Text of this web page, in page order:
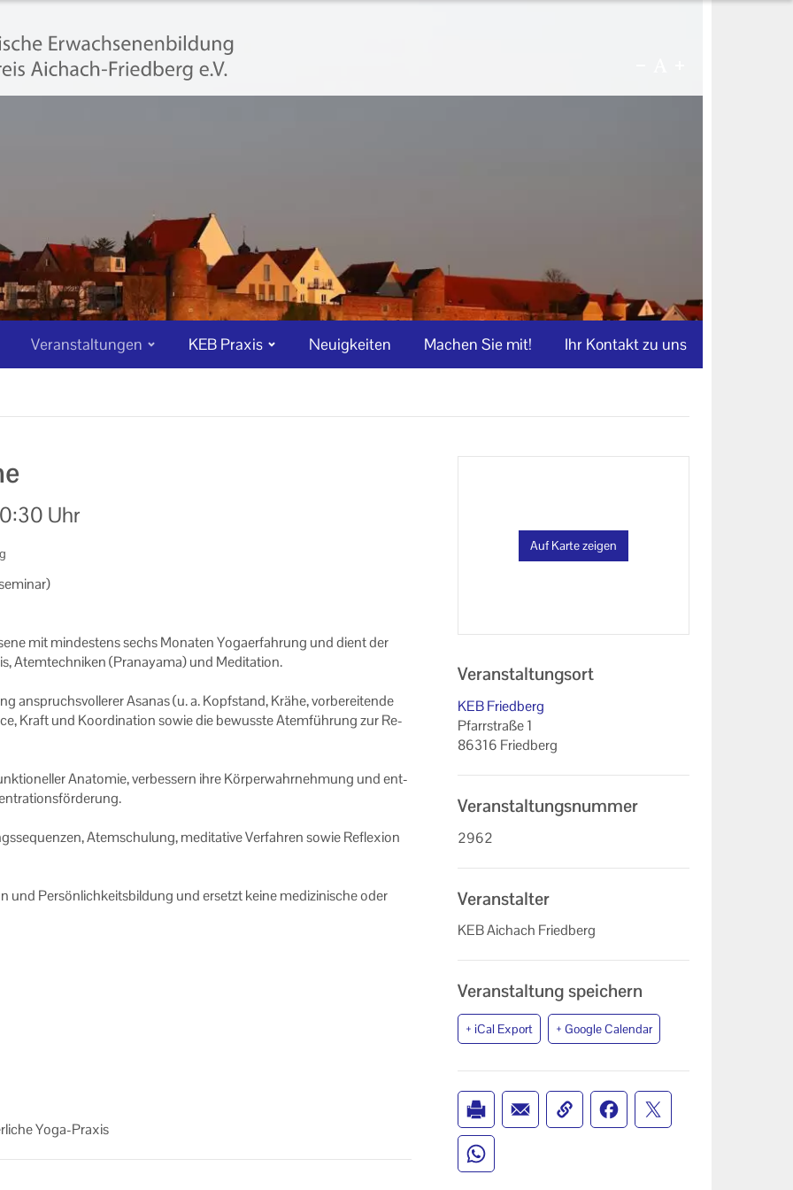
Veranstaltungen KEB Praxis Neuigkeiten Machen Sie mit! Ihr Kontakt zu uns
Uhr
mit min­des­tens sechs Mo­na­ten Yo­ga­er­fah­rung und dient der
Atem­tech­ni­ken (Pra­na­ya­ma) und Me­di­ta­ti­on.
an­spruchs­vol­le­rer Asa­nas (u. a. Kopf­stand, Krähe, vor­be­rei­ten­de
Kraft und Ko­or­di­na­ti­on sowie die be­wuss­te Atem­füh­rung zur Re­
Ana­to­mie, ver­bes­sern ihre Kör­per­wahr­neh­mung und ent­
Atem­schu­lung, me­di­ta­ti­ve Ver­fah­ren sowie Re­fle­xi­on
und Per­sön­lich­keits­bil­dung und er­setzt keine me­di­zi­ni­sche oder
Yoga-​Praxis
Auf Karte zeigen
Veranstaltungsort
KEB Friedberg
Pfarrstraße 1
86316 Friedberg
Veranstaltungsnummer
2962
Veranstalter
KEB Aichach Friedberg
Veranstaltung speichern
+ iCal Export + Google Calendar